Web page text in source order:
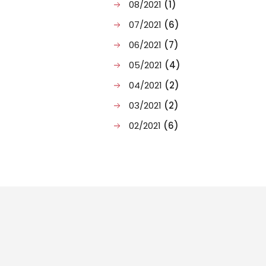
08/2021 (1)
07/2021 (6)
06/2021 (7)
05/2021 (4)
04/2021 (2)
03/2021 (2)
02/2021 (6)